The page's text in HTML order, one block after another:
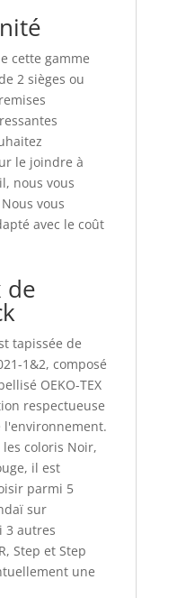
cette gamme
2 sièges ou
le joindre à
nous vous
vous
avec le coût
de
tapissée de
1&2, composé
OEKO-TEX
respectueuse
l'environnement.
coloris Noir,
il est
parmi 5
sur
3 autres
Step et Step
une